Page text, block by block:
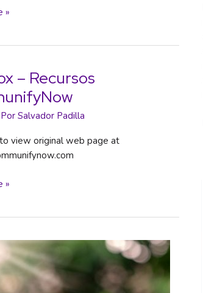
»
– Recursos
Salvador Padilla
view original web page at
»